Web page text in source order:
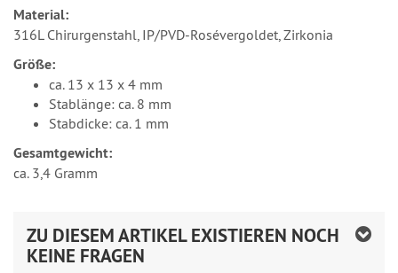
Material:
316L Chirurgenstahl, IP/PVD-Rosévergoldet, Zirkonia
Größe:
ca. 13 x 13 x 4 mm
Stablänge: ca. 8 mm
Stabdicke: ca. 1 mm
Gesamtgewicht:
ca. 3,4 Gramm
ZU DIESEM ARTIKEL EXISTIEREN NOCH
KEINE FRAGEN